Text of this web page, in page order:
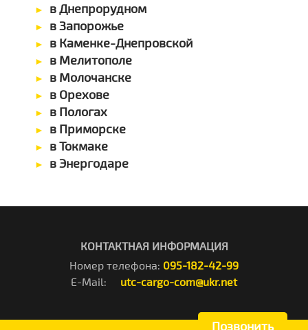
в Днепрорудном
в Запорожье
в Каменке-Днепровской
в Мелитополе
в Молочанске
в Орехове
в Пологах
в Приморске
в Токмаке
в Энергодаре
КОНТАКТНАЯ ИНФОРМАЦИЯ
Номер телефона: 095-182-42-99
E-Mail: utc-cargo-com@ukr.net
Позвонить